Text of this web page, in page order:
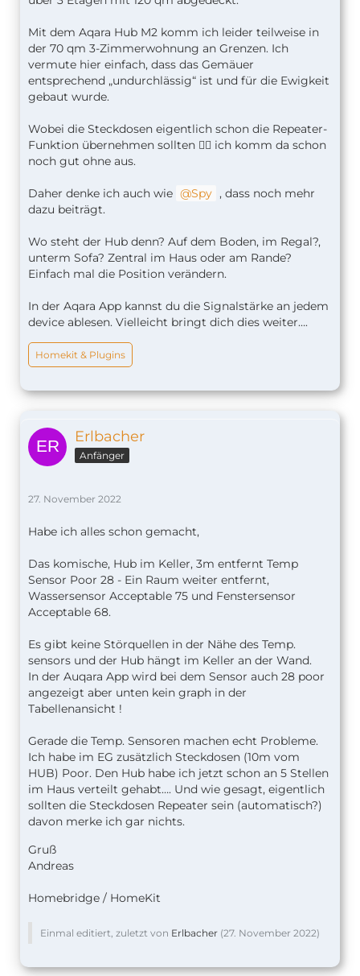
Mit dem Aqara Hub M2 komm ich leider teilweise in
der 70 qm 3-Zimmerwohnung an Grenzen. Ich
vermute hier einfach, dass das Gemäuer
entsprechend „undurchlässig“ ist und für die Ewigkeit
gebaut wurde.
Wobei die Steckdosen eigentlich schon die Repeater-
Funktion übernehmen sollten 🤷‍♂️ ich komm da schon
noch gut ohne aus.
Daher denke ich auch wie Spy , dass noch mehr
dazu beiträgt.
Wo steht der Hub denn? Auf dem Boden, im Regal?,
unterm Sofa? Zentral im Haus oder am Rande?
Einfach mal die Position verändern.
In der Aqara App kannst du die Signalstärke an jedem
device ablesen. Vielleicht bringt dich dies weiter….
Homekit & Plugins
Erlbacher
Anfänger
27. November 2022
Habe ich alles schon gemacht,
Das komische, Hub im Keller, 3m entfernt Temp
Sensor Poor 28 - Ein Raum weiter entfernt,
Wassersensor Acceptable 75 und Fenstersensor
Acceptable 68.
Es gibt keine Störquellen in der Nähe des Temp.
sensors und der Hub hängt im Keller an der Wand.
In der Auqara App wird bei dem Sensor auch 28 poor
angezeigt aber unten kein graph in der
Tabellenansicht !
Gerade die Temp. Sensoren machen echt Probleme.
Ich habe im EG zusätzlich Steckdosen (10m vom
HUB) Poor. Den Hub habe ich jetzt schon an 5 Stellen
im Haus verteilt gehabt…. Und wie gesagt, eigentlich
sollten die Steckdosen Repeater sein (automatisch?)
davon merke ich gar nichts.
Gruß
Andreas
Homebridge / HomeKit
Einmal editiert, zuletzt von Erlbacher (27. November 2022)